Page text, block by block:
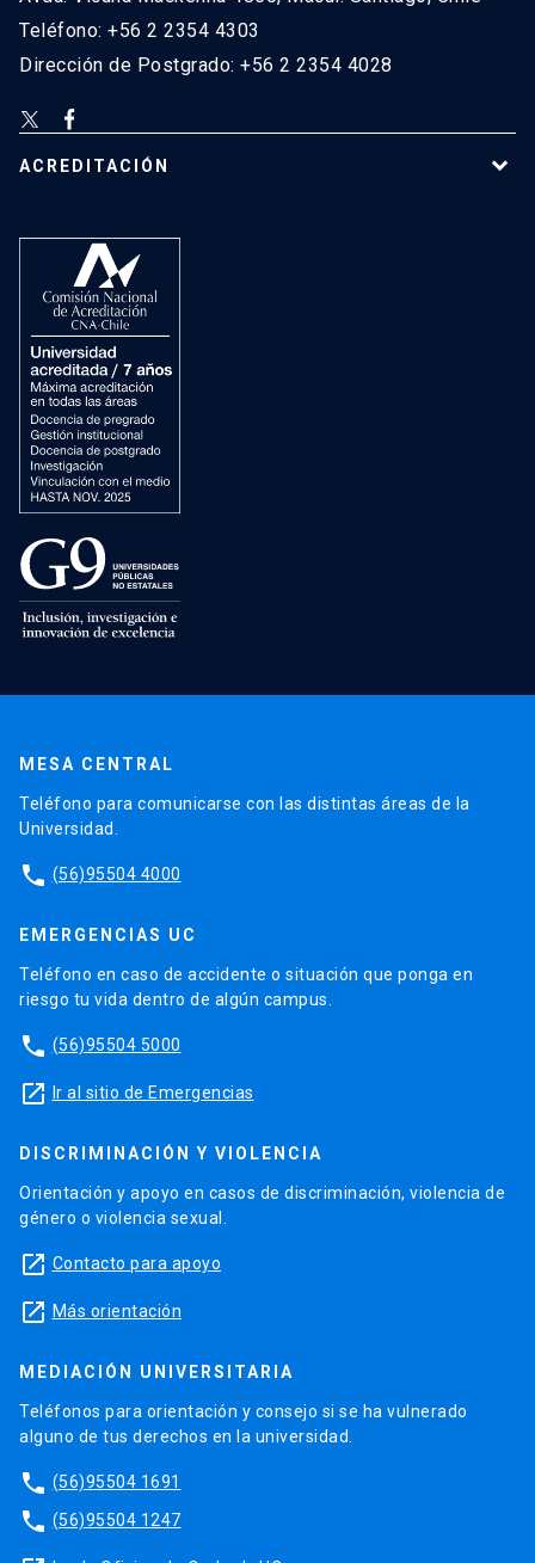
Teléfono: +56 2 2354 4303
Dirección de Postgrado: +56 2 2354 4028
ACREDITACIÓN
MESA CENTRAL
Teléfono para comunicarse con las distintas áreas de la
Universidad.
phone (56)95504 4000
EMERGENCIAS UC
Teléfono en caso de accidente o situación que ponga en
riesgo tu vida dentro de algún campus.
phone (56)95504 5000
launch Ir al sitio de Emergencias
DISCRIMINACIÓN Y VIOLENCIA
Orientación y apoyo en casos de discriminación, violencia de
género o violencia sexual.
launch Contacto para apoyo
launch Más orientación
MEDIACIÓN UNIVERSITARIA
Teléfonos para orientación y consejo si se ha vulnerado
alguno de tus derechos en la universidad.
phone (56)95504 1691
phone (56)95504 1247